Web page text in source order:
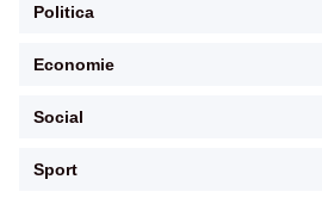
Politica
Economie
Social
Sport